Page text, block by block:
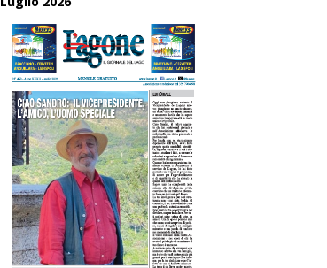
Tumblr Telegram